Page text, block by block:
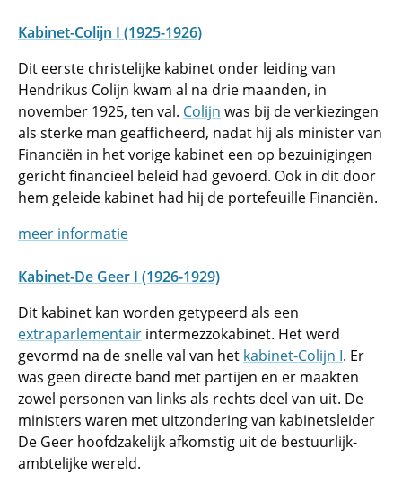
Kabinet-Colijn I (1925-1926)
Dit eerste christelijke kabinet onder leiding van
Hendrikus Colijn kwam al na drie maanden, in
november 1925, ten val. Colijn was bij de verkiezingen
als sterke man geafficheerd, nadat hij als minister van
Financiën in het vorige kabinet een op bezuinigingen
gericht financieel beleid had gevoerd. Ook in dit door
hem geleide kabinet had hij de portefeuille Financiën.
meer informatie
Kabinet-De Geer I (1926-1929)
Dit kabinet kan worden getypeerd als een
extraparlementair intermezzokabinet. Het werd
gevormd na de snelle val van het kabinet-Colijn I. Er
was geen directe band met partijen en er maakten
zowel personen van links als rechts deel van uit. De
ministers waren met uitzondering van kabinetsleider
De Geer hoofdzakelijk afkomstig uit de bestuurlijk-
ambtelijke wereld.